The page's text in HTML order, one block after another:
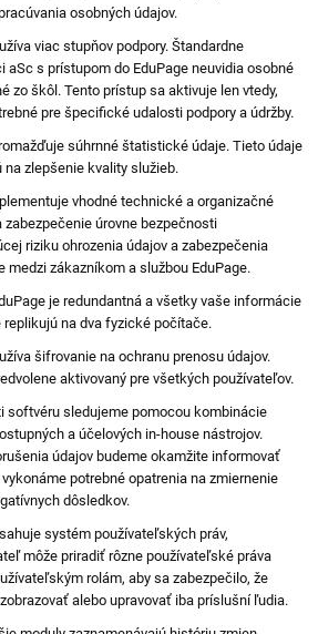
osobných údajov.
viac stupňov podpory. Štandardne
aSc s prístupom do EduPage neuvidia osobné
zo škôl. Tento prístup sa aktivuje len vtedy,
pre špecifické udalosti podpory a údržby.
súhrnné štatistické údaje. Tieto údaje
na zlepšenie kvality služieb.
vhodné technické a organizačné
zabezpečenie úrovne bezpečnosti
riziku ohrozenia údajov a zabezpečenia
medzi zákazníkom a službou EduPage.
je redundantná a všetky vaše informácie
replikujú na dva fyzické počítače.
šifrovanie na ochranu prenosu údajov.
aktivovaný pre všetkých používateľov.
softvéru sledujeme pomocou kombinácie
a účelových in-house nástrojov.
údajov budeme okamžite informovať
potrebné opatrenia na zmiernenie
dôsledkov.
systém používateľských práv,
môže priradiť rôzne používateľské práva
rolám, aby sa zabezpečilo, že
alebo upravovať iba príslušní ľudia.